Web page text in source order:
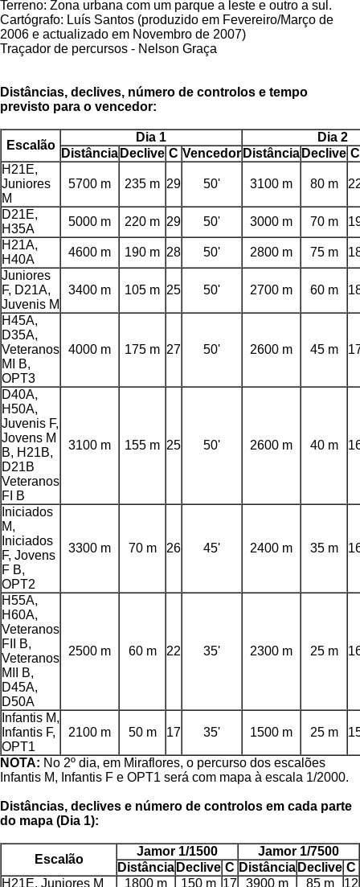
Terreno: Zona urbana com um parque a leste e outro a sul.
Cartógrafo: Luís Santos (produzido em Fevereiro/Março de
2006 e actualizado em Novembro de 2007)
Traçador de percursos - Nelson Graça
Distâncias, declives, número de controlos e tempo
previsto para o vencedor:
Escalão
Dia 1
Dia 2
Distância Declive C Vencedor Distância Declive C
H21E,
Juniores
M
5700 m 235 m 29 50' 3100 m 80 m
D21E,
H35A
5000 m 220 m 29 50' 3000 m 70 m
H21A,
H40A
4600 m 190 m 28 50' 2800 m 75 m
Juniores
F, D21A,
Juvenis M
3400 m 105 m 25 50' 2700 m 60 m
H45A,
D35A,
Veteranos
MI B,
OPT3
4000 m 175 m 27 50' 2600 m 45 m
D40A,
H50A,
Juvenis F,
Jovens M
B, H21B,
D21B
Veteranos
FI B
3100 m 155 m 25 50' 2600 m 40 m
Iniciados
M,
Iniciados
F, Jovens
F B,
OPT2
3300 m 70 m 26 45' 2400 m 35 m
H55A,
H60A,
Veteranos
FII B,
Veteranos
MII B,
D45A,
D50A
2500 m 60 m 22 35' 2300 m 25 m
Infantis M,
Infantis F,
OPT1
2100 m 50 m 17 35' 1500 m 25 m
NOTA: No 2º dia, em Miraflores, o percurso dos escalões
Infantis M, Infantis F e OPT1 será com mapa à escala 1/2000.
Distâncias, declives e número de controlos em cada parte
do mapa (Dia 1):
Escalão
Jamor 1/1500
Jamor 1/7500
Distância Declive C Distância Declive C
H21E, Juniores M
1800 m 150 m 17 3900 m 85 m
12